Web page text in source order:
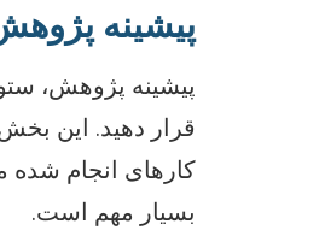
پیشینه
پیشینه پژوهش،
قرار دهید. این
کارهای انجام
بسیار مهم است.